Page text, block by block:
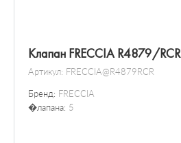
Клапан FRECCIA R4879/RCR
Артикул: FRECCIA@R4879RCR
Бренд: FRECCIA
�лапана: 5